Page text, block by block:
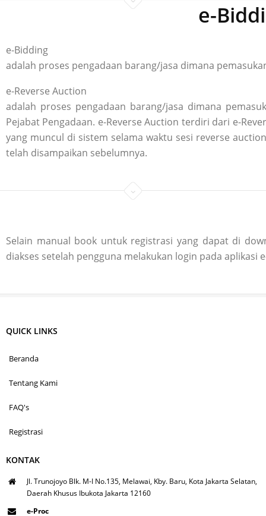
e-
e-Bidding
adalah proses pengadaan barang/jasa dimana
e-Reverse Auction
adalah proses pengadaan barang/jasa dimana
Pejabat Pengadaan. e-Reverse Auction terdiri dari e-
yang muncul di sistem selama waktu sesi reverse
telah disampaikan sebelumnya.
Selain manual book untuk registrasi yang dapat di
diakses setelah pengguna melakukan login pada aplikasi
QUICK LINKS
Beranda
Tentang Kami
FAQ's
Registrasi
KONTAK
Jl. Trunojoyo Blk. M-I No.135, Melawai, Kby. Baru, Kota Jakarta Selatan,
Daerah Khusus Ibukota Jakarta 12160
e-Proc